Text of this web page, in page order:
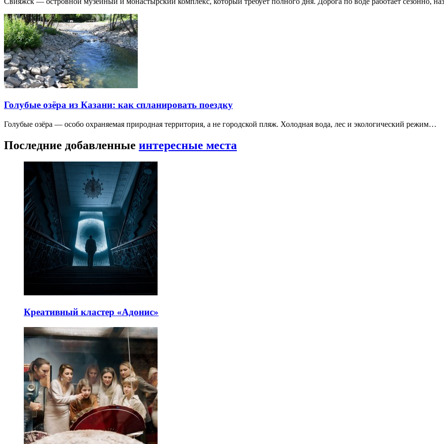
Голубые озёра из Казани: как спланировать поездку
Голубые озёра — особо охраняемая природная территория, а не городской пляж. Холодная вода, лес и экологический режим…
Последние добавленные интересные места
Креативный кластер «Адонис»